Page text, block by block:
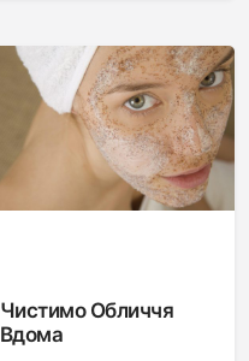
Чистимо Обличчя
Вдома